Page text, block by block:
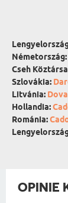
Németország:
Cseh
Szlovákia:
Litvánia:
Hollandia:
Románia:
OPINIE